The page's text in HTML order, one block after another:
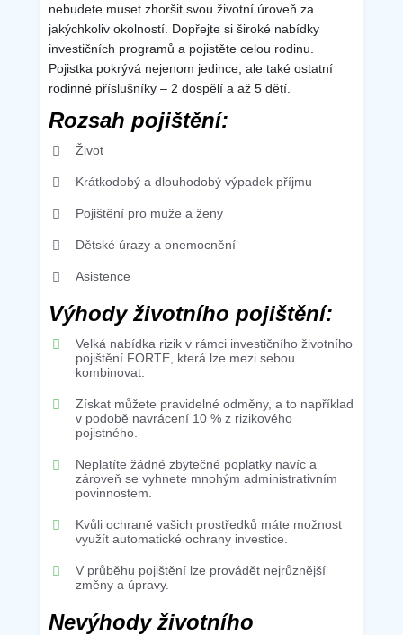
nebudete muset zhoršit svou životní úroveň za
jakýchkoliv okolností. Dopřejte si široké nabídky
investičních programů a pojistěte celou rodinu.
Pojistka pokrývá nejenom jedince, ale také ostatní
rodinné příslušníky – 2 dospělí a až 5 dětí.
Rozsah pojištění:
Život
Krátkodobý a dlouhodobý výpadek příjmu
Pojištění pro muže a ženy
Dětské úrazy a onemocnění
Asistence
Výhody životního pojištění:
Velká nabídka rizik v rámci investičního životního
pojištění FORTE, která lze mezi sebou
kombinovat.
Získat můžete pravidelné odměny, a to například
v podobě navrácení 10 % z rizikového
pojistného.
Neplatíte žádné zbytečné poplatky navíc a
zároveň se vyhnete mnohým administrativním
povinnostem.
Kvůli ochraně vašich prostředků máte možnost
využít automatické ochrany investice.
V průběhu pojištění lze provádět nejrůznější
změny a úpravy.
Nevýhody životního